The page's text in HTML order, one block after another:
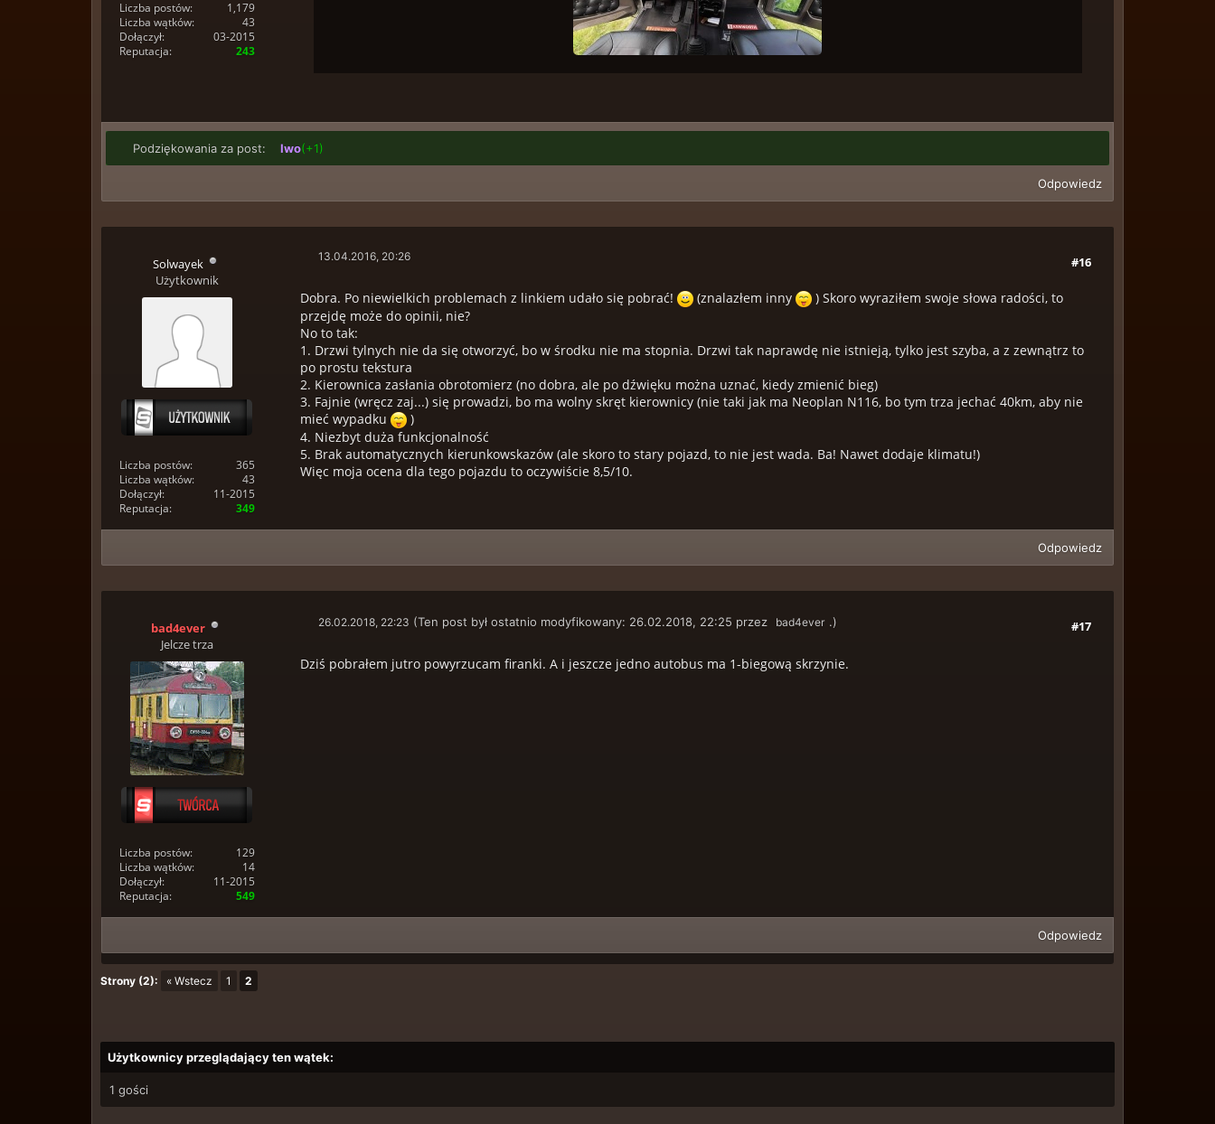
Liczba postów:
1,179
Liczba wątków:
43
Dołączył:
03-2015
Reputacja:
243
Podziękowania za post: Iwo(+1)
Odpowiedz
Solwayek
Użytkownik
Liczba postów:
365
Liczba wątków:
43
Dołączył:
11-2015
Reputacja:
349
#16
13.04.2016, 20:26
Dobra. Po niewielkich problemach z linkiem udało się pobrać! (znalazłem inny
) Skoro wyraziłem swoje słowa radości, to
przejdę może do opinii, nie?
No to tak:
1. Drzwi tylnych nie da się otworzyć, bo w środku nie ma stopnia. Drzwi tak naprawdę nie istnieją, tylko jest szyba, a z zewnątrz to
po prostu tekstura
2. Kierownica zasłania obrotomierz (no dobra, ale po dźwięku można uznać, kiedy zmienić bieg)
3. Fajnie (wręcz zaj...) się prowadzi, bo ma wolny skręt kierownicy (nie taki jak ma Neoplan N116, bo tym trza jechać 40km, aby nie
mieć wypadku
)
4. Niezbyt duża funkcjonalność
5. Brak automatycznych kierunkowskazów (ale skoro to stary pojazd, to nie jest wada. Ba! Nawet dodaje klimatu!)
Więc moja ocena dla tego pojazdu to oczywiście 8,5/10.
Odpowiedz
bad4ever
Jelcze trza
Liczba postów:
129
Liczba wątków:
14
Dołączył:
11-2015
Reputacja:
549
#17
26.02.2018, 22:23 (Ten post był ostatnio modyfikowany: 26.02.2018, 22:25 przez bad4ever .)
Dziś pobrałem jutro powyrzucam firanki. A i jeszcze jedno autobus ma 1-biegową skrzynie.
Odpowiedz
Strony (2): « Wstecz 1 2
Użytkownicy przeglądający ten wątek:
1 gości